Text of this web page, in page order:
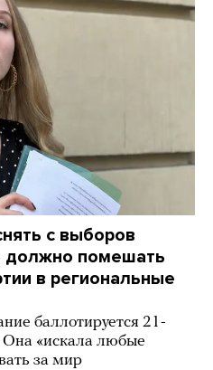
с выборов
должно помешать
в региональные
баллотируется 21-
«искала любые
за мир